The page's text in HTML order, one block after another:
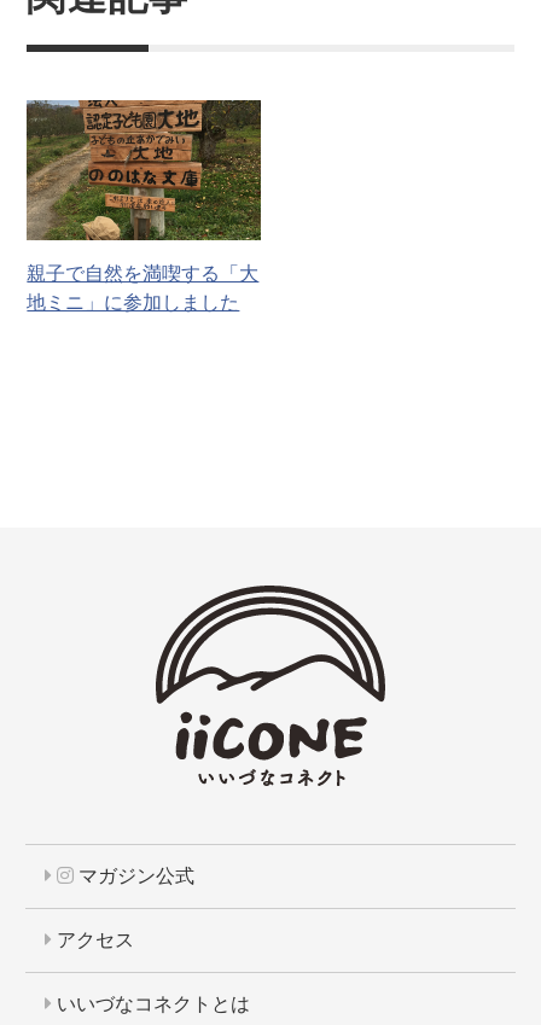
親子で自然を満喫する「大
地ミニ」に参加しました
マガジン公式
アクセス
いいづなコネクトとは